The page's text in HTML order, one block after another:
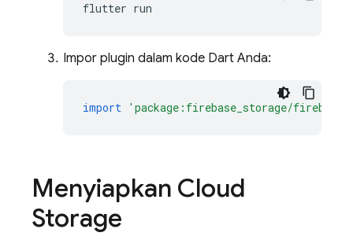
flutter
Impor plugin dalam kode Dart Anda:
import 'package:firebase_storage/
Menyiapkan Cloud
Storage